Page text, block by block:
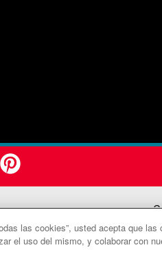
las cookies”, usted acepta que
el uso del mismo, y colaborar con